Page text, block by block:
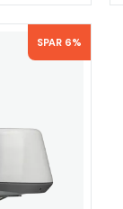
SPAR 6%